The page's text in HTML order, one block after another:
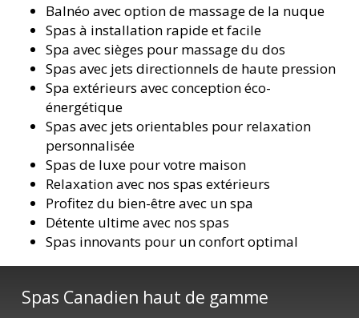
Balnéo avec option de massage de la nuque
Spas à installation rapide et facile
Spa avec sièges pour massage du dos
Spas avec jets directionnels de haute pression
Spa extérieurs avec conception éco-
énergétique
Spas avec jets orientables pour relaxation
personnalisée
Spas de luxe pour votre maison
Relaxation avec nos spas extérieurs
Profitez du bien-être avec un spa
Détente ultime avec nos spas
Spas innovants pour un confort optimal
Spas Canadien haut de gamme